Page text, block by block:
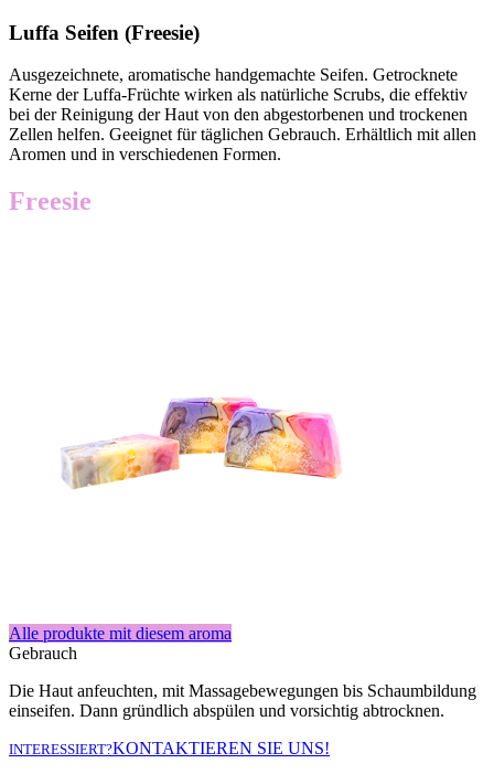
Luffa Seifen (Freesie)
Ausgezeichnete, aromatische handgemachte Seifen. Getrocknete
Kerne der Luffa-Früchte wirken als natürliche Scrubs, die effektiv
bei der Reinigung der Haut von den abgestorbenen und trockenen
Zellen helfen. Geeignet für täglichen Gebrauch. Erhältlich mit allen
Aromen und in verschiedenen Formen.
Freesie
Alle produkte mit diesem aroma
Gebrauch
Die Haut anfeuchten, mit Massagebewegungen bis Schaumbildung
einseifen. Dann gründlich abspülen und vorsichtig abtrocknen.
INTERESSIERT?KONTAKTIEREN SIE UNS!